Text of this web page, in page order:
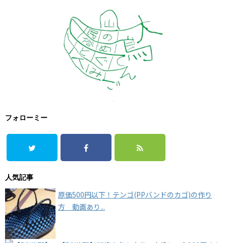
フォローミー
人気記事
原価500円以下！テンゴ(PPバンドのカゴ)の作り
方 動画あり...